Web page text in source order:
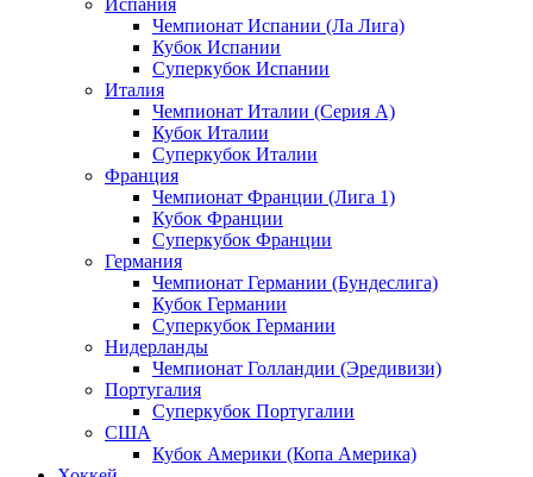
Испания
Чемпионат Испании (Ла Лига)
Кубок Испании
Суперкубок Испании
Италия
Чемпионат Италии (Серия А)
Кубок Италии
Суперкубок Италии
Франция
Чемпионат Франции (Лига 1)
Кубок Франции
Суперкубок Франции
Германия
Чемпионат Германии (Бундеслига)
Кубок Германии
Суперкубок Германии
Нидерланды
Чемпионат Голландии (Эредивизи)
Португалия
Суперкубок Португалии
США
Кубок Америки (Копа Америка)